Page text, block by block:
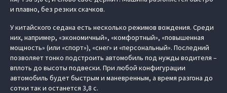
и плавно, без резких скачков.
У китайского седана есть несколько режимов вождения. Среди
них, например, «экономичный», «комфортный», «повышенная
мощность» (или «спорт»), «снег» и «персональный». Последний
позволяет тонко подстроить автомобиль под нужды водителя –
вплоть до высоты подвески. При любой конфигурации
автомобиль будет быстрым и маневренным, а время разгона до
сотки так и останется 3,8 с.